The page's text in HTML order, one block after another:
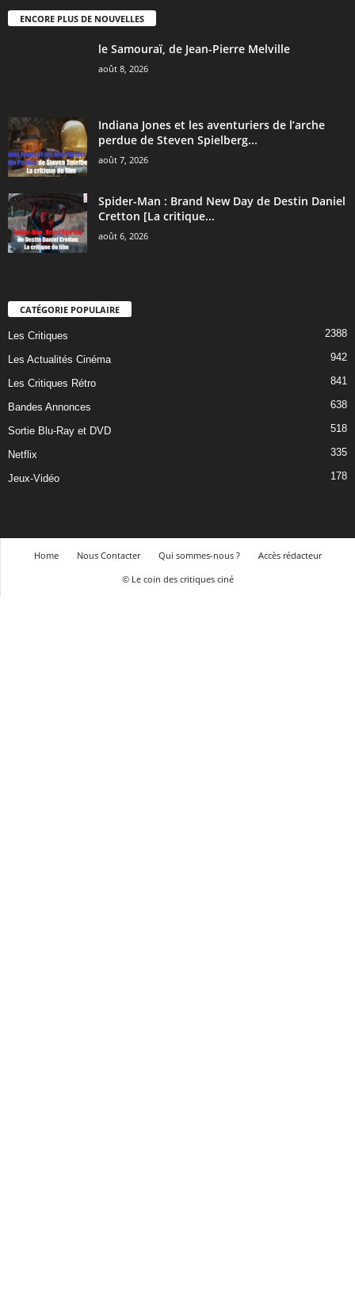
ENCORE PLUS DE NOUVELLES
le Samouraï, de Jean-Pierre Melville
août 8, 2026
Indiana Jones et les aventuriers de l’arche
perdue de Steven Spielberg...
août 7, 2026
Spider-Man : Brand New Day de Destin Daniel
Cretton [La critique...
août 6, 2026
CATÉGORIE POPULAIRE
Les Critiques 2388
Les Actualités Cinéma 942
Les Critiques Rétro 841
Bandes Annonces 638
Sortie Blu-Ray et DVD 518
Netflix 335
Jeux-Vidéo 178
Home Nous Contacter Qui sommes-nous ?
Accès rédacteur
© Le coin des critiques ciné